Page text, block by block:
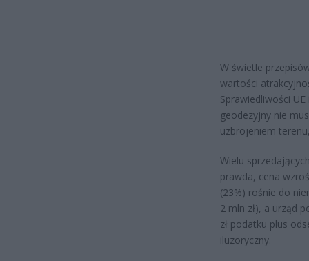
W świetle
wartości
Sprawiedliwości
geodezyjny nie
uzbrojeniem
Wielu
prawda, cena
(23%) rośnie do
2 mln zł), a urząd
zł podatku plus
iluzoryczny.